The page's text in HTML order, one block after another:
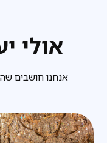
אולי
אנחנו חושבים